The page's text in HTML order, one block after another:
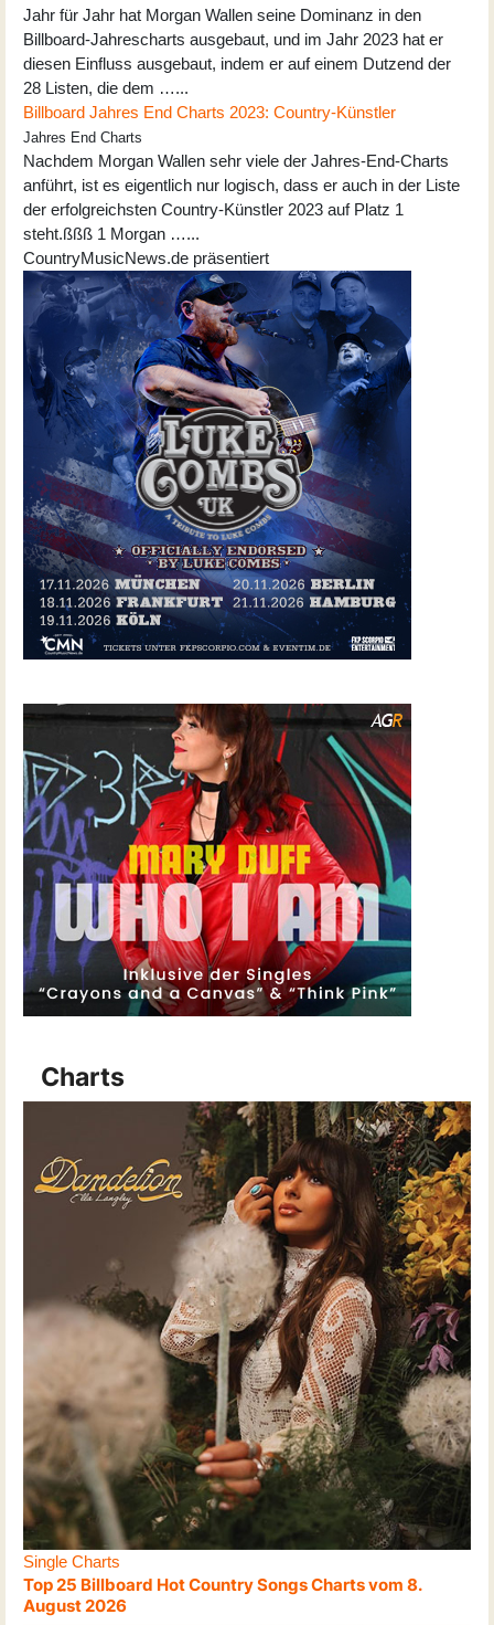
Jahr für Jahr hat Morgan Wallen seine Dominanz in den
Billboard-Jahrescharts ausgebaut, und im Jahr 2023 hat er
diesen Einfluss ausgebaut, indem er auf einem Dutzend der
28 Listen, die dem …...
Billboard Jahres End Charts 2023: Country-Künstler
Jahres End Charts
Nachdem Morgan Wallen sehr viele der Jahres-End-Charts
anführt, ist es eigentlich nur logisch, dass er auch in der Liste
der erfolgreichsten Country-Künstler 2023 auf Platz 1
steht.ßßß 1 Morgan …...
CountryMusicNews.de präsentiert
Charts
Single Charts
Top 25 Billboard Hot Country Songs Charts vom 8.
August 2026